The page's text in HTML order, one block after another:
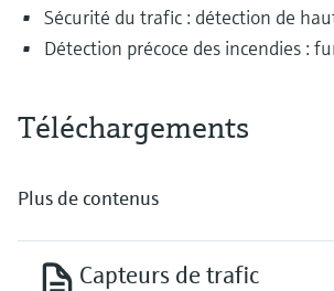
Sécurité du trafic : détection de
Détection précoce des incendies :
Téléchargements
Plus de contenus
Capteurs de trafic